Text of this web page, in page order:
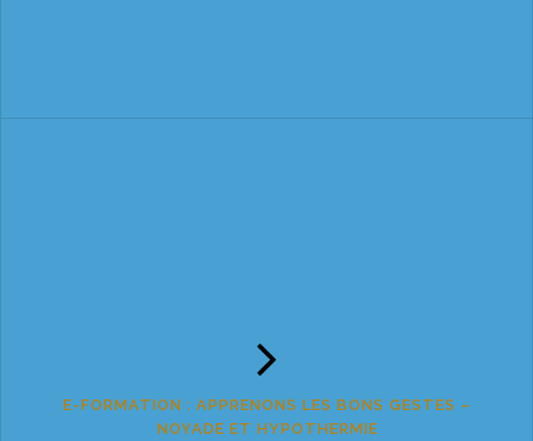
E-FORMATION : APPRENONS LES BONS GESTES –
NOYADE ET HYPOTHERMIE